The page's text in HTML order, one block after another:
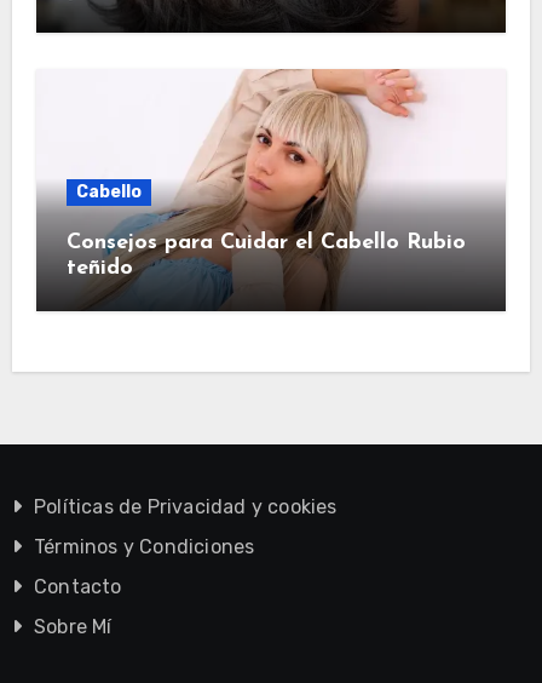
Cabello
Consejos para Cuidar el Cabello Rubio
teñido
Políticas de Privacidad y cookies
Términos y Condiciones
Contacto
Sobre Mí